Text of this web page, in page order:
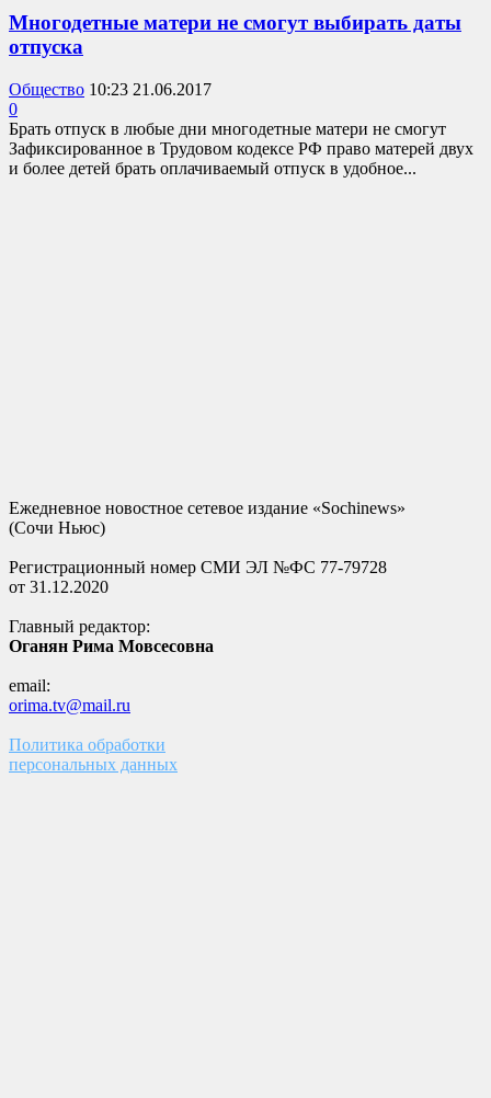
Многодетные матери не смогут выбирать даты
отпуска
Общество 10:23 21.06.2017
0
Брать отпуск в любые дни многодетные матери не смогут
Зафиксированное в Трудовом кодексе РФ право матерей двух
и более детей брать оплачиваемый отпуск в удобное...
Ежедневное новостное сетевое издание «Sochinews»
(Сочи Ньюс)
Регистрационный номер СМИ ЭЛ №ФС 77-79728
от 31.12.2020
Главный редактор:
Оганян Рима Мовсесовна
email:
orima.tv@mail.ru
Политика обработки
персональных данных